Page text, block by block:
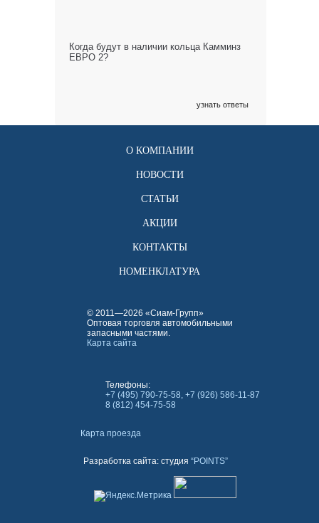
Когда будут в наличии кольца Камминз
ЕВРО 2?
узнать ответы
О КОМПАНИИ
НОВОСТИ
СТАТЬИ
АКЦИИ
КОНТАКТЫ
НОМЕНКЛАТУРА
© 2011—2026 «Сиам-Групп»
Оптовая торговля автомобильными
запасными частями.
Карта сайта
Телефоны:
+7 (495) 790-75-58, +7 (926) 586-11-87
8 (812) 454-75-58
Карта проезда
Разработка сайта: студия “POINTS”